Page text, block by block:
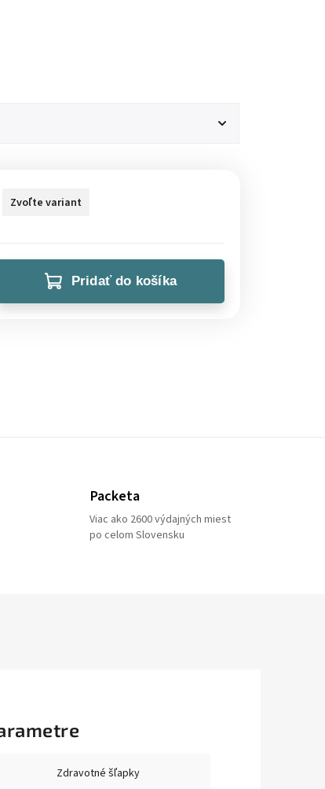
Zvoľte variant
Pridať do košíka
Packeta
Viac ako 2600 výdajných miest
po celom Slovensku
Zdravotné šľapky